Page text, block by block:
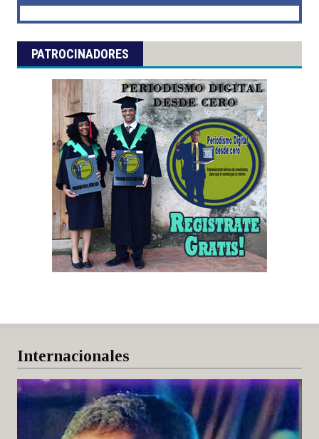
PATROCINADORES
Internacionales